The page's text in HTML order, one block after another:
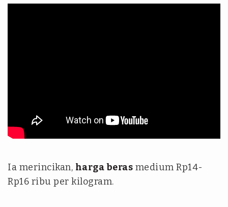
Ia merincikan, harga beras medium Rp14-
Rp16 ribu per kilogram.